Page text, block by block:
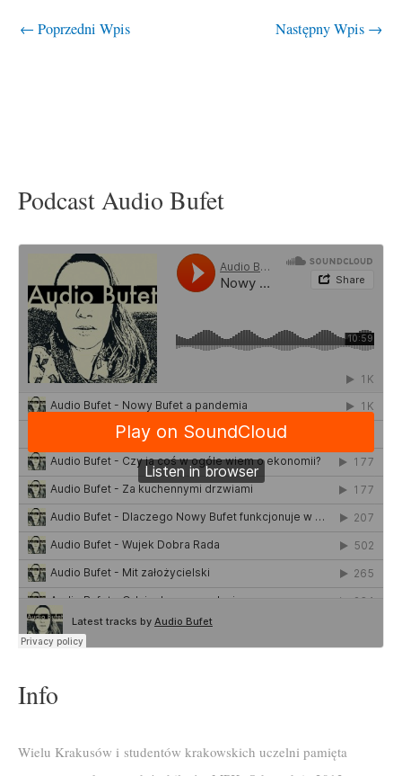
← Poprzedni Wpis Następny Wpis →
Podcast Audio Bufet
Info
Wielu Krakusów i studentów krakowskich uczelni pamięta